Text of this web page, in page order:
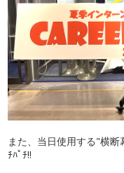
また、当日使用する"横断
ﾁﾊﾟﾁ!!